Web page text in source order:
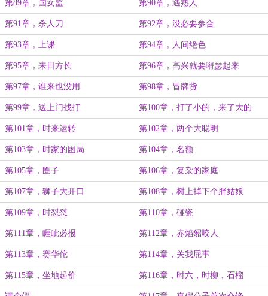
第89章，国女监 第90章，遇熟人
第91章，杀人刀 第92章，没必要参合
第93章，上课 第94章，人间绝色
第95章，来日方长 第96章，高兴就要嘚瑟起来
第97章，谁来也没用 第98章，冒牌货
第99章，送上门找打 第100章，打了小的，来了大的
第101章，时来运转 第102章，两个大聪明
第103章，时家的困局 第104章，名额
第105章，圈子 第106章，复杂的家庭
第107章，狮子大开口 第108章，树上掉下个胖姑娘
第109章，时怼怼 第110章，碰瓷
第111章，睚眦必报 第112章，赤焰貂咬人
第113章，赛华佗 第114章，关我屁事
第115章，坐地起价 第116章，时六，时柳，石榴